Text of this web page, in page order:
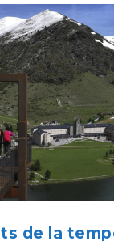
de la